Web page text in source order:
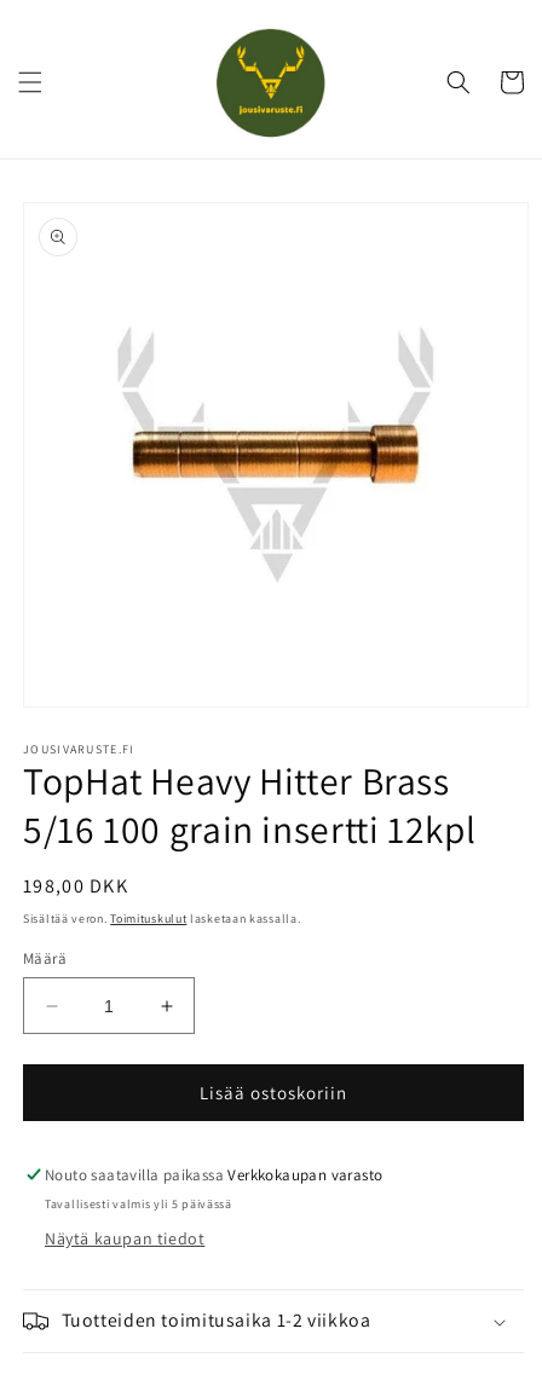
tuotetietoihin
1
modaalisessa
ikkunassa
JOUSIVARUSTE.FI
TopHat Heavy Hitter Brass
5/16 100 grain insertti 12kpl
Normaalihinta
198,00 DKK
Sisältää veron.Toimituskulut lasketaan kassalla.
Määrä
Vähennä
tuotteen
TopHat
Hitter
5/16
100
insertti
Lisää
tuotteen
TopHat
Heavy
Hitter
5/16
100
insertti
Lisää ostoskoriin
Nouto saatavilla paikassaVerkkokaupan varasto
Tavallisesti valmis yli 5 päivässä
Näytä kaupan tiedot
Tuotteiden toimitusaika 1-2 viikkoa